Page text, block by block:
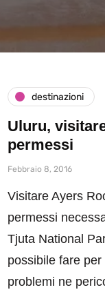
destinazioni
Uluru,
permessi
Febbraio 8, 2016
Visitare Ayers
permessi
Tjuta National
possibile fare
problemi ne